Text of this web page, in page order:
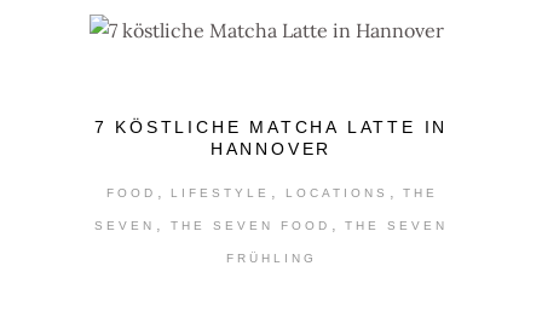
7 KÖSTLICHE MATCHA LATTE IN
HANNOVER
FOOD LIFESTYLE LOCATIONS THE
SEVEN THE SEVEN FOOD THE SEVEN
FRÜHLING